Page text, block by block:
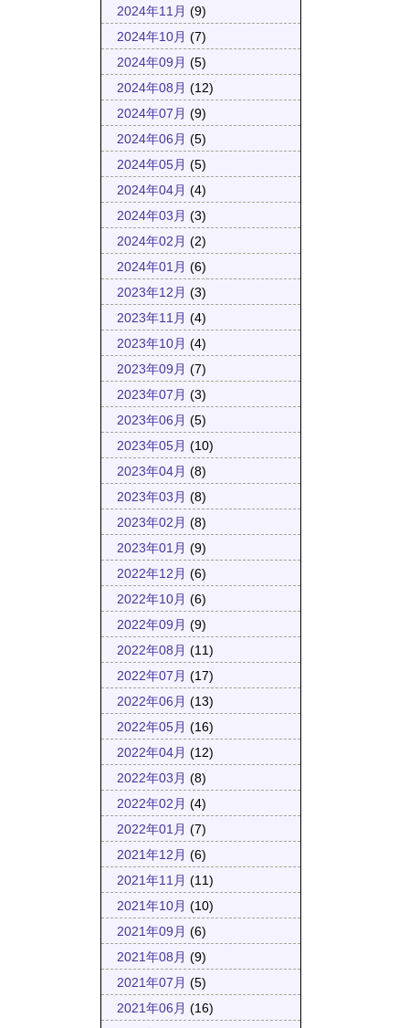
2024年11月 (9)
2024年10月 (7)
2024年09月 (5)
2024年08月 (12)
2024年07月 (9)
2024年06月 (5)
2024年05月 (5)
2024年04月 (4)
2024年03月 (3)
2024年02月 (2)
2024年01月 (6)
2023年12月 (3)
2023年11月 (4)
2023年10月 (4)
2023年09月 (7)
2023年07月 (3)
2023年06月 (5)
2023年05月 (10)
2023年04月 (8)
2023年03月 (8)
2023年02月 (8)
2023年01月 (9)
2022年12月 (6)
2022年10月 (6)
2022年09月 (9)
2022年08月 (11)
2022年07月 (17)
2022年06月 (13)
2022年05月 (16)
2022年04月 (12)
2022年03月 (8)
2022年02月 (4)
2022年01月 (7)
2021年12月 (6)
2021年11月 (11)
2021年10月 (10)
2021年09月 (6)
2021年08月 (9)
2021年07月 (5)
2021年06月 (16)